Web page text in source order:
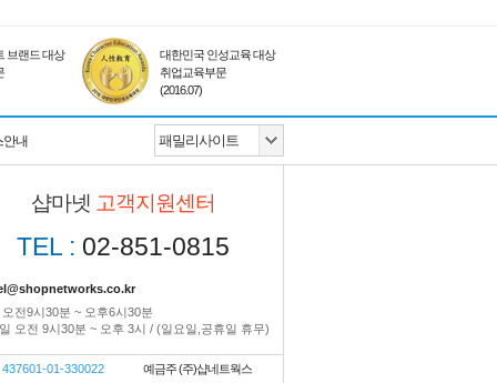
브랜드 대상
대한민국 인성교육 대상
취업교육부문
(2016.07)
내
샵마넷 고객지원센터
TEL : 02-851-0815
전9시30분 ~ 오후6시30분
오전 9시30분 ~ 오후 3시 / (일요일,공휴일 휴무)
437601-01-330022
예금주 (주)샵네트웍스